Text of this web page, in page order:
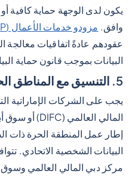
يكون لدى الوجهة حماية كافية
وافق. مزودو خدمات الأعمال (BSP) المعتمدون من ميتا
عقودهم عادةً اتفاقيات معالجة
البيانات بموجب قانون حماية
5. التنسيق مع المناطق الحرة
يجب على الشركات الإماراتية
إطار عمل المنطقة الحرة ذات
البيانات الشخصية الاتحادي.
مركز دبي المالي العالمي